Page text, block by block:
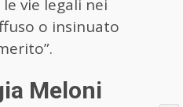
vie legali nei
o insinuato
Meloni